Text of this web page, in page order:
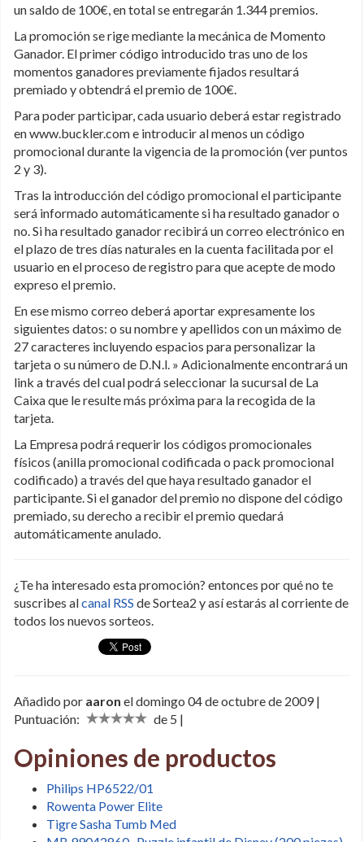
un saldo de 100€, en total se entregarán 1.344 premios.
La promoción se rige mediante la mecánica de Momento
Ganador. El primer código introducido tras uno de los
momentos ganadores previamente fijados resultará
premiado y obtendrá el premio de 100€.
Para poder participar, cada usuario deberá estar registrado
en www.buckler.com e introducir al menos un código
promocional durante la vigencia de la promoción (ver puntos
2 y 3).
Tras la introducción del código promocional el participante
será informado automáticamente si ha resultado ganador o
no. Si ha resultado ganador recibirá un correo electrónico en
el plazo de tres días naturales en la cuenta facilitada por el
usuario en el proceso de registro para que acepte de modo
expreso el premio.
En ese mismo correo deberá aportar expresamente los
siguientes datos: o su nombre y apellidos con un máximo de
27 caracteres incluyendo espacios para personalizar la
tarjeta o su número de D.N.l. » Adicionalmente encontrará un
link a través del cual podrá seleccionar la sucursal de La
Caixa que le resulte más próxima para la recogida de la
tarjeta.
La Empresa podrá requerir los códigos promocionales
físicos (anilla promocional codificada o pack promocional
codificado) a través del que haya resultado ganador el
participante. Si el ganador del premio no dispone del código
premiado, su derecho a recibir el premio quedará
automáticamente anulado.
¿Te ha interesado esta promoción? entonces por qué no te
suscribes alcanal RSS de Sortea2 y así estarás al corriente de
todos los nuevos sorteos.
Añadido por aaron el domingo 04 de octubre de 2009 |
Puntuación:
de 5 |
Opiniones de productos
Philips HP6522/01
Rowenta Power Elite
Tigre Sasha Tumb Med